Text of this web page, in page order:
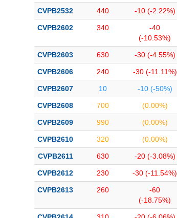
CVPB2532 440 -10 (-2.22%)
CVPB2602 340
-40
(-10.53%)
CVPB2603 630 -30 (-4.55%)
CVPB2606 240 -30 (-11.11%)
CVPB2607 10 -10 (-50%)
CVPB2608 700 (0.00%)
CVPB2609 990 (0.00%)
CVPB2610 320 (0.00%)
CVPB2611 630 -20 (-3.08%)
CVPB2612 230 -30 (-11.54%)
CVPB2613 260
-60
(-18.75%)
Lãnh đạo(-)
Người liên quan
Tin tức(-)
Bài viết của tác giả(-)
Báo cáo phân tích (-)
Thuật ngữ(-)
Dịch vụ(-)
Đào tạo